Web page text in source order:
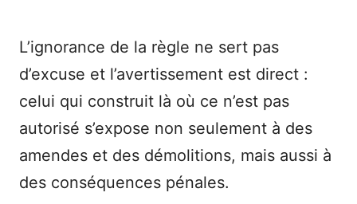
L’ignorance de la règle ne sert pas
d’excuse et l’avertissement est direct :
celui qui construit là où ce n’est pas
autorisé s’expose non seulement à des
amendes et des démolitions, mais aussi à
des conséquences pénales.